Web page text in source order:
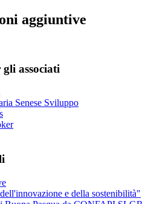
aggiuntive
associati
e della sostenibilità"